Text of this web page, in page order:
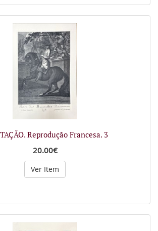
Reprodução Francesa. 3
20.00€
Ver Item